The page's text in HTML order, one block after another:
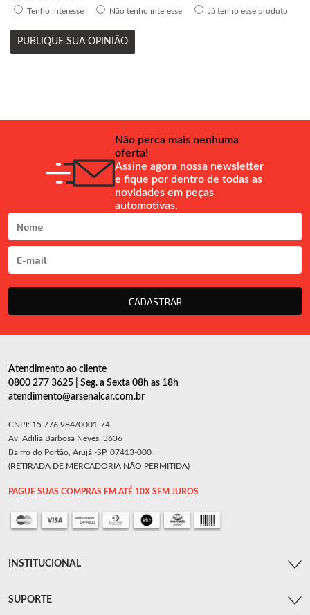
Tenho interesse Não tenho interesse Já tenho esse produto
PUBLIQUE SUA OPINIÃO
Não perca mais nenhuma
oferta!
Assine agora nossa newsletter
e fique por dentro de todas as
novidades em peças
automotivas.
CADASTRAR
Atendimento ao cliente
0800 277 3625 | Seg. a Sexta 08h as 18h
atendimento@arsenalcar.com.br
CNPJ: 15.776.984/0001-74
Av. Adília Barbosa Neves, 3636
Bairro do Portão, Arujá -SP, 07413-000
(RETIRADA DE MERCADORIA NÃO PERMITIDA)
PAGUE SUAS COMPRAS EM ATÉ 10X SEM JUROS
INSTITUCIONAL
SUPORTE